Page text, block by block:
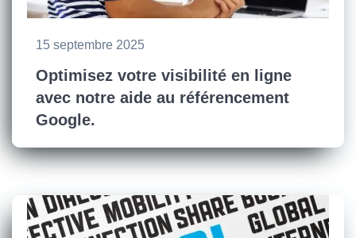
15 septembre 2025
Optimisez votre visibilité en ligne
avec notre aide au référencement
Google.